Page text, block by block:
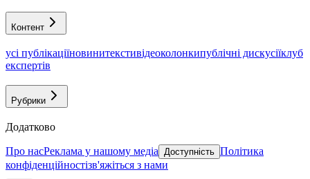
Контент
усі публікаціїновинитекстивідеоколонкипублічні дискусіїклуб
експертів
Рубрики
Додатково
Про насРеклама у нашому медіа Доступність Політика
конфіденційностізв'яжіться з нами